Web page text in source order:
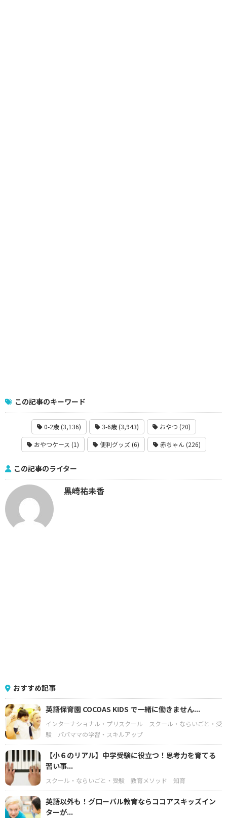
この記事のキーワード
0-2歳 (3,136) 3-6歳 (3,943) おやつ (20)
おやつケース (1) 便利グッズ (6) 赤ちゃん (226)
この記事のライター
黒崎祐未香
おすすめ記事
英語保育園 COCOAS KIDS で一緒に働きません...
インターナショナル・プリスクール
スクール・ならいごと・受
験
パパママの学習・スキルアップ
【小６のリアル】中学受験に役立つ！思考力を育てる
習い事...
スクール・ならいごと・受験 教育メソッド 知育
英語以外も！グローバル教育ならココアスキッズイン
ターが...